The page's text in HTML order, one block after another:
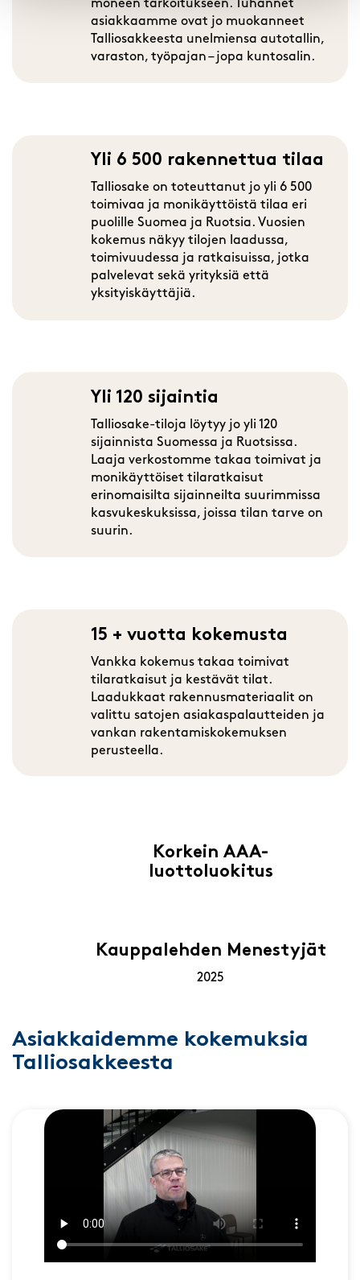
moneen tarkoitukseen. Tuhannet
asiakkaamme ovat jo muokanneet
Talliosakkeesta unelmiensa autotallin,
varaston, työpajan – jopa kuntosalin.
Yli 6 500 rakennettua tilaa
Talliosake on toteuttanut jo yli 6 500
toimivaa ja monikäyttöistä tilaa eri
puolille Suomea ja Ruotsia. Vuosien
kokemus näkyy tilojen laadussa,
toimivuudessa ja ratkaisuissa, jotka
palvelevat sekä yrityksiä että
yksityiskäyttäjiä.
Yli 120 sijaintia
Talliosake-tiloja löytyy jo yli 120
sijainnista Suomessa ja Ruotsissa.
Laaja verkostomme takaa toimivat ja
monikäyttöiset tilaratkaisut
erinomaisilta sijainneilta suurimmissa
kasvukeskuksissa, joissa tilan tarve on
suurin.
15 + vuotta kokemusta
Vankka kokemus takaa toimivat
tilaratkaisut ja kestävät tilat.
Laadukkaat rakennusmateriaalit on
valittu satojen asiakaspalautteiden ja
vankan rakentamiskokemuksen
perusteella.
Korkein AAA-
luottoluokitus
Kauppalehden Menestyjät
2025
Asiakkaidemme kokemuksia
Talliosakkeesta